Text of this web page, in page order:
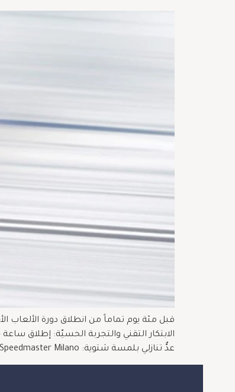
عدٌّ تنازلي بلمسة شتوية: Speedmaster Milano […]